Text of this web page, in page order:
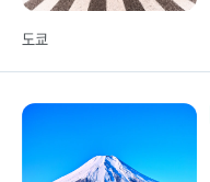
도쿄